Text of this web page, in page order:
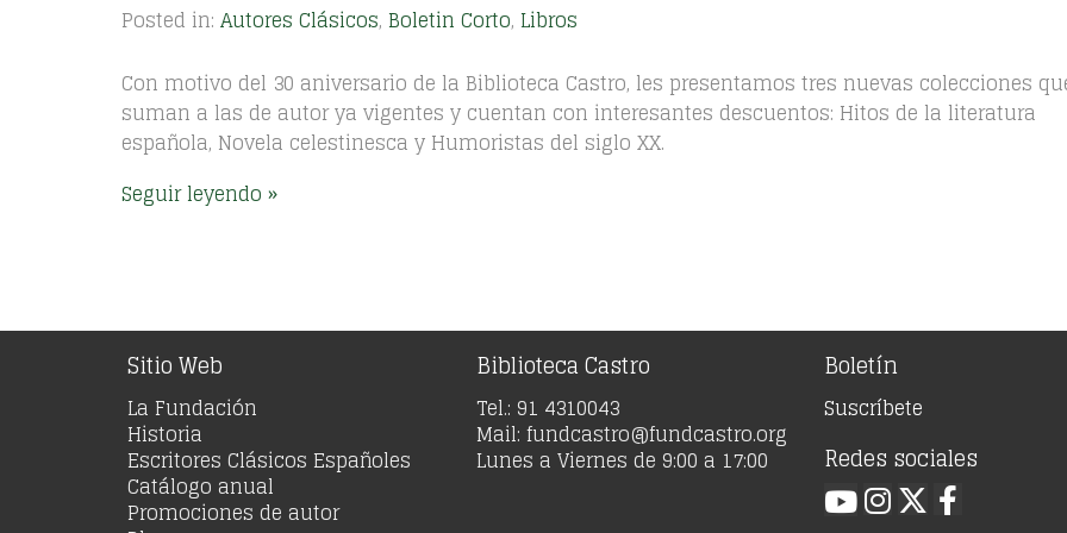
Posted in: Autores Clásicos, Boletin Corto, Libros
Con motivo del 30 aniversario de la Biblioteca Castro, les presentamos tres nuevas colecciones
suman a las de autor ya vigentes y cuentan con interesantes descuentos: Hitos de la literatura
española, Novela celestinesca y Humoristas del siglo XX.
Seguir leyendo
Sitio Web
La Fundación
Historia
Escritores Clásicos Españoles
Catálogo anual
Promociones de autor
Biblioteca Castro
Tel.: 91 4310043
Mail: fundcastro@fundcastro.org
Lunes a Viernes de 9:00 a 17:00
Boletín
Suscríbete
Redes sociales